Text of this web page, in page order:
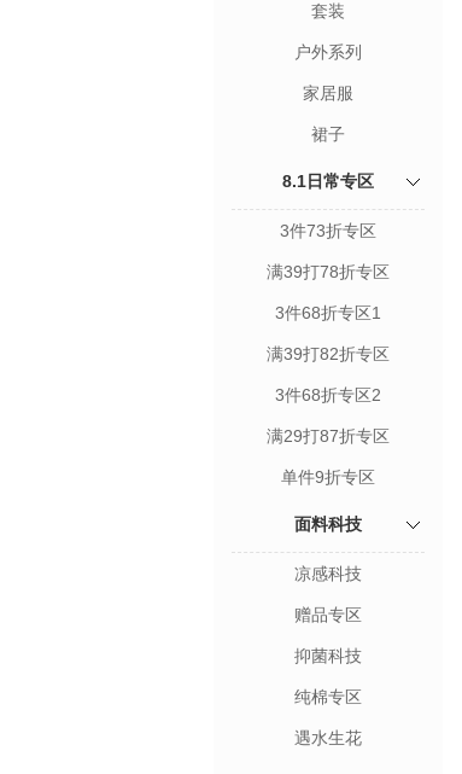
套装
户外系列
家居服
裙子
8.1日常专区
3件73折专区
满39打78折专区
3件68折专区1
满39打82折专区
3件68折专区2
满29打87折专区
单件9折专区
面料科技
凉感科技
赠品专区
抑菌科技
纯棉专区
遇水生花